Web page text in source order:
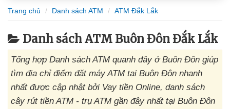
Trang chủ Danh sách ATM ATM Đắk Lắk
Danh sách ATM Buôn Đôn Đắk Lắk
Tổng hợp Danh sách ATM quanh đây ở Buôn Đôn giúp
tìm địa chỉ điểm đặt máy ATM tại Buôn Đôn nhanh
nhất được cập nhật bởi Vay tiền Online, danh sách
cây rút tiền ATM - trụ ATM gần đây nhất tại Buôn Đôn